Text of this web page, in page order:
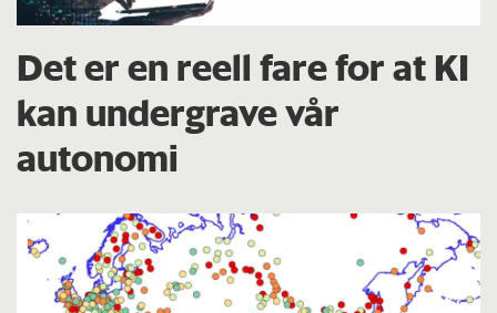
Det er en reell fare for at KI
kan undergrave vår
autonomi